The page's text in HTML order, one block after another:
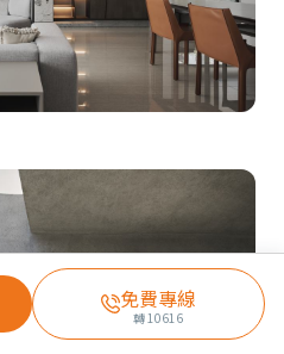
免費專線
轉10616